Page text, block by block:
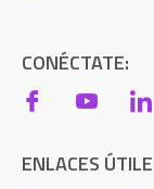
CONÉCTATE:
ENLACES